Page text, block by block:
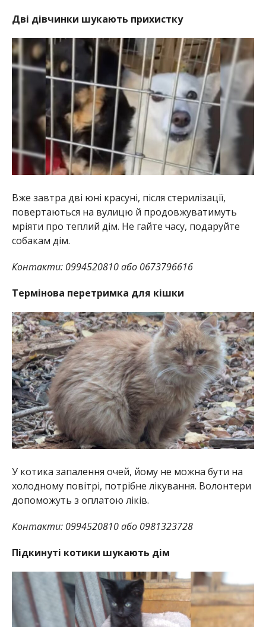
Дві дівчинки шукають прихистку
Вже завтра дві юні красуні, після стерилізації,
повертаються на вулицю й продовжуватимуть
мріяти про теплий дім. Не гайте часу, подаруйте
собакам дім.
Контакти: 0994520810 або 0673796616
Термінова перетримка для кішки
У котика запалення очей, йому не можна бути на
холодному повітрі, потрібне лікування. Волонтери
допоможуть з оплатою ліків.
Контакти: 0994520810 або 0981323728
Підкинуті котики шукають дім